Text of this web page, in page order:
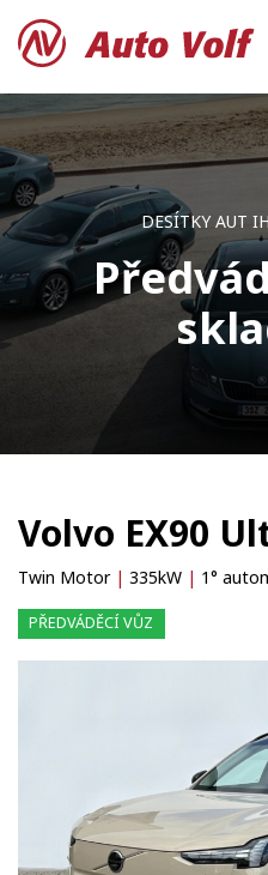
DESÍTKY AUT
Volvo EX90
Twin Motor | 335kW | 1°
PŘEDVÁDĚCÍ VŮZ